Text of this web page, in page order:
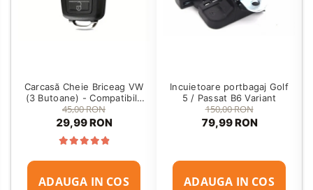
Carcasă Cheie Briceag VW
(3 Butoane) - Compatibilă
Golf 5, Jetta, Touran etc
45,00 RON
29,99 RON
ADAUGA IN COS
Incuietoare portbagaj Golf
5 / Passat B6 Variant
150,00 RON
79,99 RON
ADAUGA IN COS